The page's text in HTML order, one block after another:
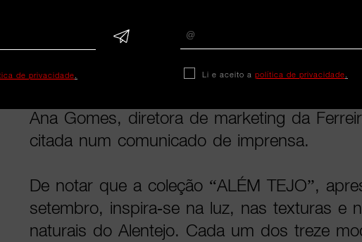
e que nos permitem apresentar a marca de
próxima e orgânica. Com estes eventos
afirmar a Ferreira de Sá não só pelo seu
também pela estética e criatividade com
valorizando o diálogo entre a tradição e o
Ana Gomes, diretora de marketing da
citada num comunicado de imprensa.
De notar que a coleção “ALÉM TEJO”,
setembro, inspira-se na luz, nas texturas e
naturais do Alentejo. Cada um dos treze
de privacidade. Li e aceito a política de privacidade.